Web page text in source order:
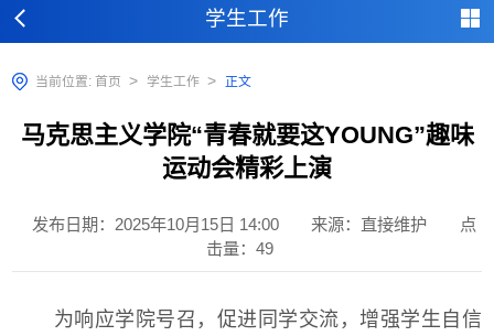
学生工作
当前位置: 首页 > 学生工作 > 正文
马克思主义学院“青春就要这YOUNG”趣味
运动会精彩上演
发布日期：2025年10月15日 14:00 来源：直接维护
点
击量：49
为响应学院号召，促进同学交流，增强学生自信